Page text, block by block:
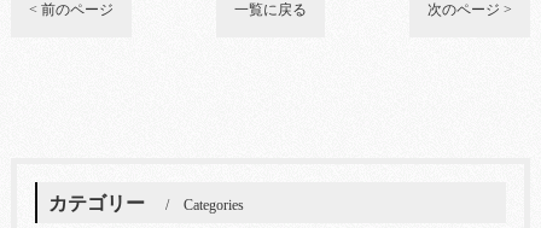
< 前のページ 一覧に戻る 次のページ >
カテゴリー Categories